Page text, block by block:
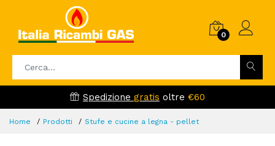
0
Spedizione gratis oltre €60
Home Prodotti Stufe e cucine a legna - pellet